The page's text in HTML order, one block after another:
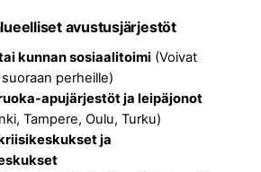
avustusjärjestöt
kunnan sosiaalitoimi(Voivat
perheille)
apujärjestöt ja leipäjonot
Tampere, Oulu, Turku)
ja